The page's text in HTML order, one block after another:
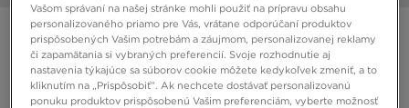
ADIDAS HANDBALL SPEZIAL W
58,00 €
Vašom správaní na našej stránke mohli použiť na prípravu obsahu
personalizovaného priamo pre Vás, vrátane odporúčaní produktov
prispôsobených Vašim potrebám a záujmom, personalizovanej reklamy
či zapamätania si vybraných preferencií. Svoje rozhodnutie aj
nastavenia týkajúce sa súborov cookie môžete kedykoľvek zmeniť, a to
kliknutím na „Prispôsobiť”. Ak nechcete dostávať personalizovanú
ponuku produktov prispôsobenú Vašim preferenciám, vyberte možnosť